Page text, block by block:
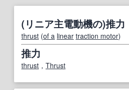
(リニア主電動機の)推力
thrust (of a linear traction motor)
推力
thrust ， Thrust